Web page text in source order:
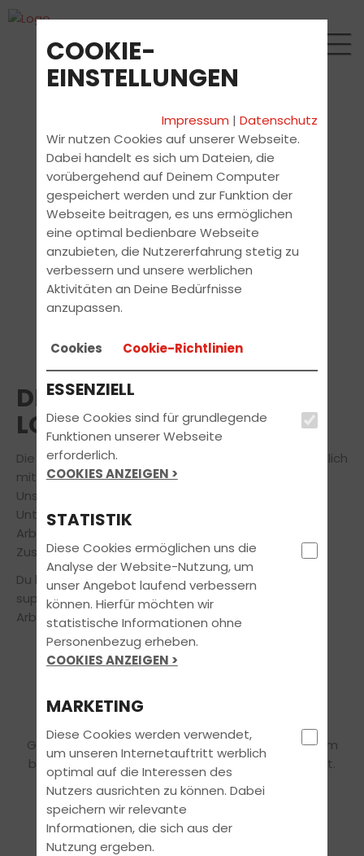
DEINE ARBEIT SOLL SICH
LOHNEN
Die beste Ausbildung für unsere Kunden ist nur möglich
mit den besten Fahrlehrern und Fahrlehrerinnen.
Unser Erfolg als erfolgreiches und dynamisches
Unternehmen basiert auf einer sehr positiven
Arbeitsatmosphäre und der exzellenten
Zusammenarbeit unserer qualifizierten Mitarbeiter.
Du bist bereits ein Top-Fahrlehrer? Wir bieten dir
super Kollegen und ausgezeichnete
Arbeitsbedingungen:
GEHALTSPAKET
Gute Arbeit muss sich auch finanziell lohnen. Darum
bieten wir dir ein rundum attraktives Gehaltspaket.
UNSER TEAM
COOKIE-
EINSTELLUNGEN
Impressum |Datenschutz
Wir nutzen Cookies auf unserer Webseite.
Dabei handelt es sich um Dateien, die
vorübergehend auf Deinem Computer
gespeichert werden und zur Funktion der
Webseite beitragen, es uns ermöglichen
eine optimal bedienbare Webseite
anzubieten, die Nutzererfahrung stetig zu
verbessern und unsere werblichen
Aktivitäten an Deine Bedürfnisse
anzupassen.
Cookies Cookie-Richtlinien
ESSENZIELL
Diese Cookies sind für grundlegende
Funktionen unserer Webseite
erforderlich.
COOKIES ANZEIGEN >
STATISTIK
Diese Cookies ermöglichen uns die
Analyse der Website-Nutzung, um
unser Angebot laufend verbessern
können. Hierfür möchten wir
statistische Informationen ohne
Personenbezug erheben.
COOKIES ANZEIGEN >
MARKETING
Diese Cookies werden verwendet,
um unseren Internetauftritt werblich
optimal auf die Interessen des
Nutzers ausrichten zu können. Dabei
speichern wir relevante
Informationen, die sich aus der
Nutzung ergeben.